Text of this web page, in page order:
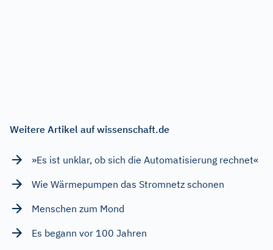
Weitere Artikel auf wissenschaft.de
»Es ist unklar, ob sich die Automatisierung rechnet«
Wie Wärmepumpen das Stromnetz schonen
Menschen zum Mond
Es begann vor 100 Jahren